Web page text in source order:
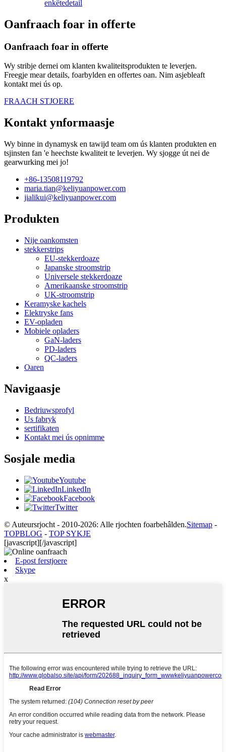
enkêtedetail
Oanfraach foar in offerte
Oanfraach foar in offerte
Wy stribje dernei om klanten kwaliteitsprodukten te leverjen.
Freegje mear details, foarbylden en offertes oan. Nim asjebleaft
kontakt mei ús op.
FRAACH STJOERE
Kontakt ynformaasje
Wy binne in dynamysk en tawijd team om ús klanten produkten en
tsjinsten fan 'e heechste kwaliteit te leverjen. Wy sjogge út nei de
gearwurking mei jo!
+86-13508119792
maria.tian@keliyuanpower.com
jialikui@keliyuanpower.com
Produkten
Nije oankomsten
stekkerstrips
EU-stekkerdoaze
Japanske stroomstrip
Universele stekkerdoaze
Amerikaanske stroomstrip
UK-stroomstrip
Keramyske kachels
Elektryske fans
EV-opladen
Mobiele opladers
GaN-laders
PD-laders
QC-laders
Oaren
Navigaasje
Bedriuwsprofyl
Us fabryk
sertifikaten
Kontakt mei ús opnimme
Sosjale media
Youtube
LinkedIn
Facebook
Twitter
© Auteursrjocht - 2010-2026: Alle rjochten foarbehâlden.Sitemap -
TOPBLOG - TOP SYKJE
[javascript][/javascript]
E-post ferstjoere
Skype
x